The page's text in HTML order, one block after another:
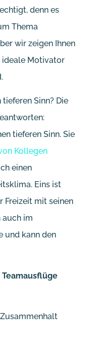
denn es
Thema
wir zeigen Ihnen
ideale Motivator
Sinn? Die
tieferen Sinn. Sie
Kollegen
einen
Eins ist
Freizeit mit seinen
auch im
und kann den